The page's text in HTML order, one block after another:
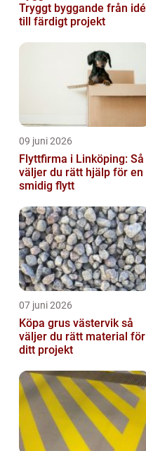
Tryggt byggande från idé
till färdigt projekt
09 juni 2026
Flyttfirma i Linköping: Så
väljer du rätt hjälp för en
smidig flytt
07 juni 2026
Köpa grus västervik så
väljer du rätt material för
ditt projekt